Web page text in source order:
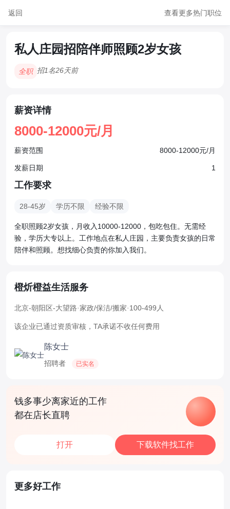
返回 查看更多热门职位
私人庄园招陪伴师照顾2岁女孩
全职 招1名26天前
薪资详情
8000-12000元/月
薪资范围 8000-12000元/月
发薪日期 1
工作要求
28-45岁 学历不限 经验不限
全职照顾2岁女孩，月收入10000-12000，包吃包住。无需经
验，学历大专以上。工作地点在私人庄园，主要负责女孩的日常
陪伴和照顾。想找细心负责的你加入我们。
橙炘橙益生活服务
北京-朝阳区-大望路·家政/保洁/搬家·100-499人
该企业已通过资质审核，TA承诺不收任何费用
陈女士
招聘者 已实名
钱多事少离家近的工作
都在店长直聘
打开 下载软件找工作
更多好工作